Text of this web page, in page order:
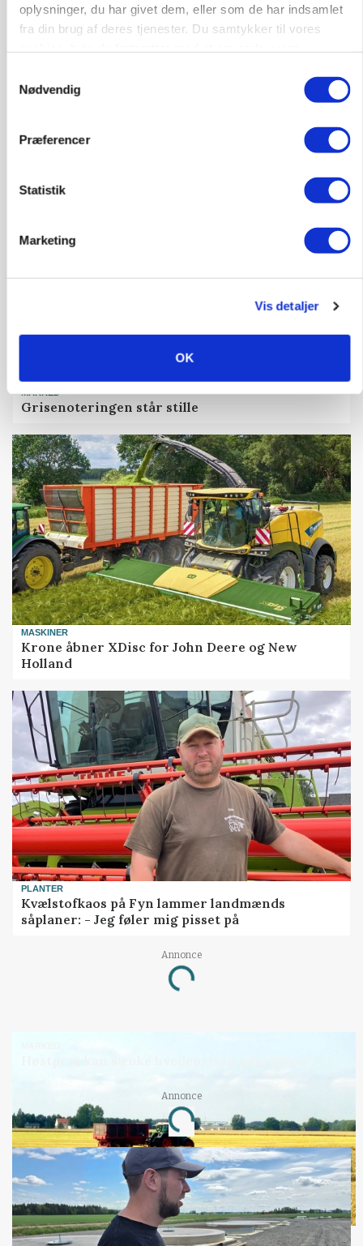
oplysninger, du har givet dem, eller som de har indsamlet
fra din brug af deres tjenester. Du samtykker til vores
Nødvendig
Præferencer
Statistik
Marketing
Vis detaljer
OK
MASKINER
Forserie til selvkørende skårlægger afprøves i år
ARRANGEMENT
MARKED
Grisenoteringen står stille
MASKINER
Krone åbner XDisc for John Deere og New
Holland
PLANTER
Kvælstofkaos på Fyn lammer landmænds
såplaner: - Jeg føler mig pisset på
Annonce
Loading...
Annonce
Loading...